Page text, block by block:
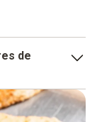
de
de nada, si
para aplicar